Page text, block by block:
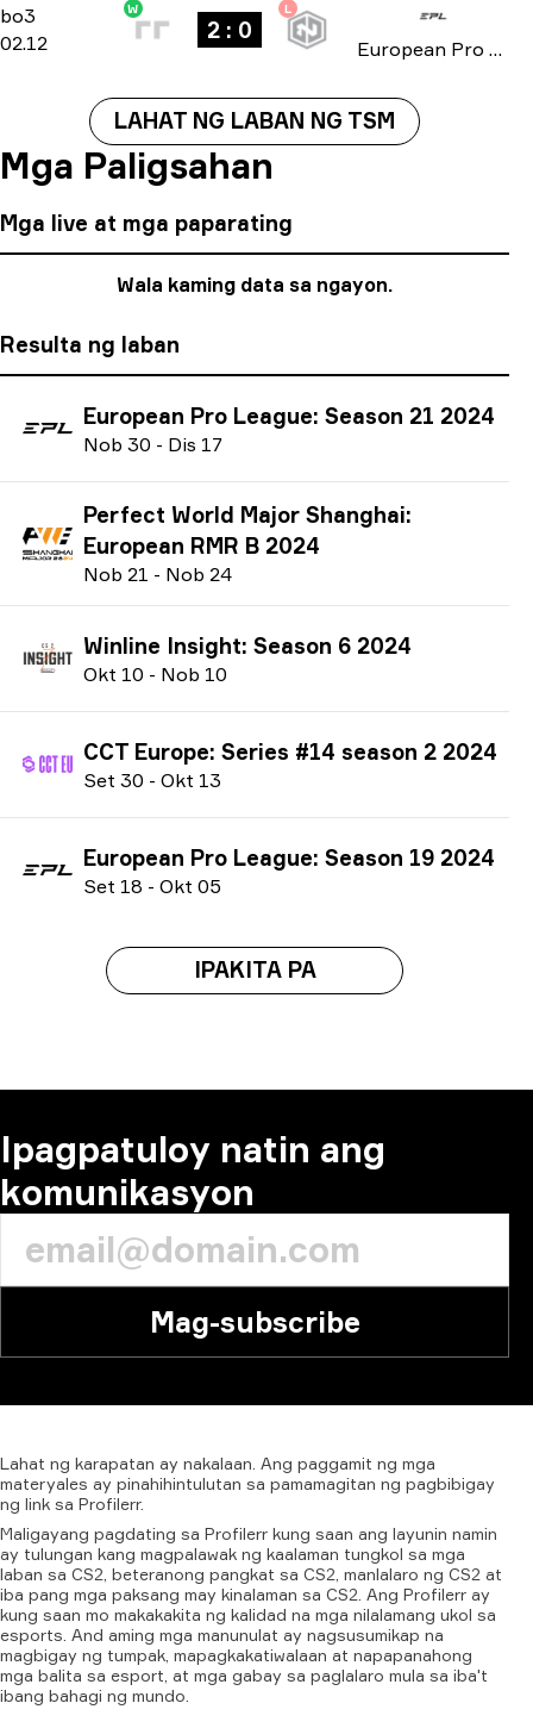
bo3 -bo3
02.12
W
2 : 0
L
European Pro League: Season 21 2024
LAHAT NG LABAN NG TSM
Mga Paligsahan
Mga live at mga paparating
Wala kaming data sa ngayon.
Resulta ng laban
European Pro League: Season 21 2024
Nob 30 - Dis 17
Perfect World Major Shanghai:
European RMR B 2024
Nob 21 - Nob 24
Winline Insight: Season 6 2024
Okt 10 - Nob 10
CCT Europe: Series #14 season 2 2024
Set 30 - Okt 13
European Pro League: Season 19 2024
Set 18 - Okt 05
IPAKITA PA
Ipagpatuloy natin ang
komunikasyon
Mag-subscribe
Lahat ng karapatan ay nakalaan. Ang paggamit ng mga
materyales ay pinahihintulutan sa pamamagitan ng pagbibigay
ng link sa Profilerr.
Maligayang pagdating sa Profilerr kung saan ang layunin namin
ay tulungan kang magpalawak ng kaalaman tungkol sa mga
laban sa CS2, beteranong pangkat sa CS2, manlalaro ng CS2 at
iba pang mga paksang may kinalaman sa CS2. Ang Profilerr ay
kung saan mo makakakita ng kalidad na mga nilalamang ukol sa
esports. And aming mga manunulat ay nagsusumikap na
magbigay ng tumpak, mapagkakatiwalaan at napapanahong
mga balita sa esport, at mga gabay sa paglalaro mula sa iba't
ibang bahagi ng mundo.